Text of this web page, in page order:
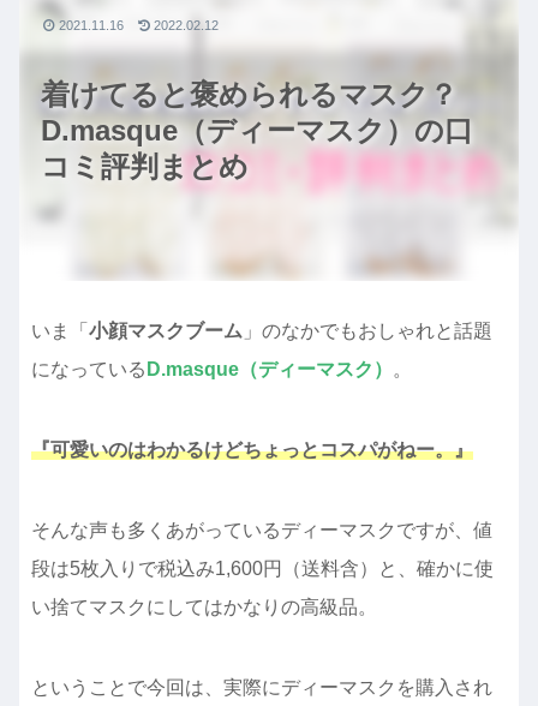
着けてると褒められるマスク？
D.masque（ディーマスク）の口
コミ評判まとめ
2021.11.16 2022.02.12
いま「 小顔マスクブーム 」のなかでもおしゃれと話題
になっている D.masque（ディーマスク） 。
『可愛いのはわかるけどちょっとコスパがねー。』
そんな声も多くあがっているディーマスクですが、値
段は5枚入りで税込み1,600円（送料含）と、確かに使
い捨てマスクにしてはかなりの高級品。
ということで今回は、実際にディーマスクを購入され